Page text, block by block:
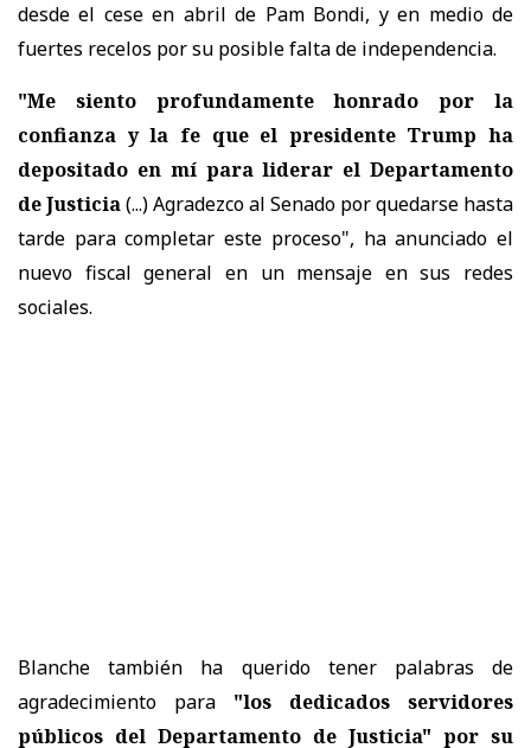
desde el cese en abril de Pam Bondi, y en medio de
fuertes recelos por su posible falta de independencia.
"Me siento profundamente honrado por la
confianza y la fe que el presidente Trump ha
depositado en mí para liderar el Departamento
de Justicia(...) Agradezco al Senado por quedarse hasta
tarde para completar este proceso", ha anunciado el
nuevo fiscal general en un mensaje en sus redes
sociales.
Blanche también ha querido tener palabras de
agradecimiento para "los dedicados servidores
públicos del Departamento de Justicia" por su